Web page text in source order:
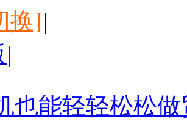
换]|
|
也能轻轻松松